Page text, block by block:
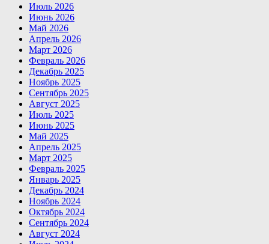
Июль 2026
Июнь 2026
Май 2026
Апрель 2026
Март 2026
Февраль 2026
Декабрь 2025
Ноябрь 2025
Сентябрь 2025
Август 2025
Июль 2025
Июнь 2025
Май 2025
Апрель 2025
Март 2025
Февраль 2025
Январь 2025
Декабрь 2024
Ноябрь 2024
Октябрь 2024
Сентябрь 2024
Август 2024